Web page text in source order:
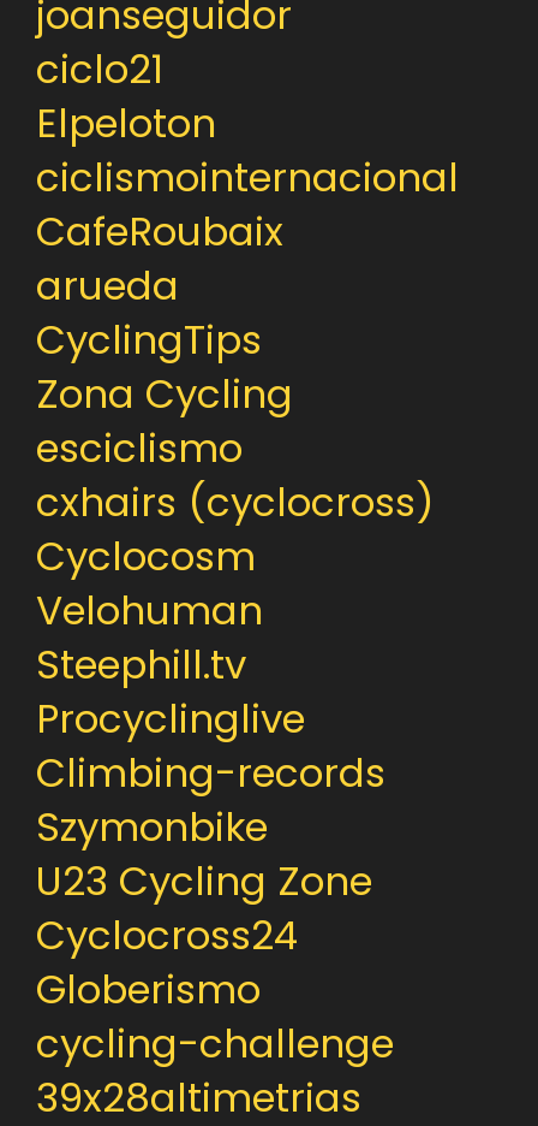
joanseguidor
ciclo21
Elpeloton
ciclismointernacional
CafeRoubaix
arueda
CyclingTips
Zona Cycling
esciclismo
cxhairs (cyclocross)
Cyclocosm
Velohuman
Steephill.tv
Procyclinglive
Climbing-records
Szymonbike
U23 Cycling Zone
Cyclocross24
Globerismo
cycling-challenge
39x28altimetrias